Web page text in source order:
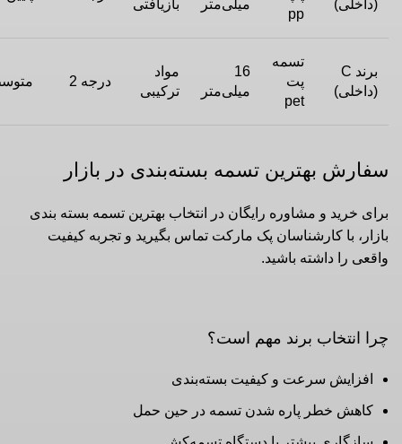
(داخلی)
pp
میلی‌متر بازیافتی
برند C
(داخلی)
تسمه
پت
pet
16
میلی‌متر
مواد
ترکیبی
درجه 2
سفارش بهترین تسمه بسته‌بندی در بازار
برای خرید و مشاوره رایگان در انتخاب بهترین تسمه بسته بندی
بازار، با کارشناسان پک مارکت تماس بگیرید و تجربه کیفیت
واقعی را داشته باشید.
چرا انتخاب برند مهم است؟
افزایش سرعت و کیفیت بسته‌بندی
کاهش خطر پاره شدن تسمه در حین حمل